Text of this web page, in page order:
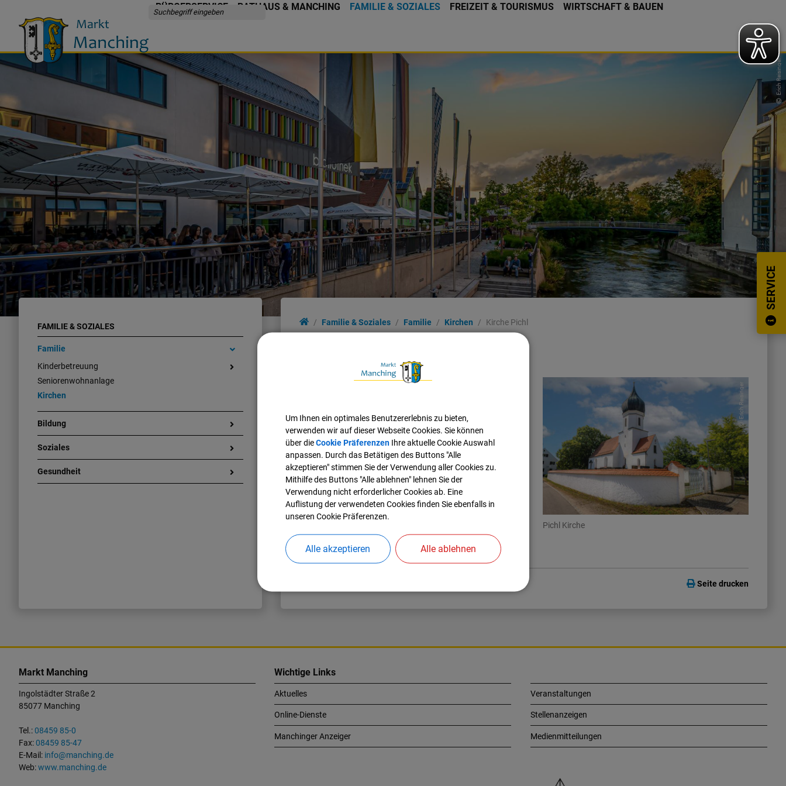
BÜRGERSERVICE RATHAUS & MANCHING FAMILIE & SOZIALES FREIZEIT & TOURISMUS WIRTSCHAFT & BAUEN
Erich Reisinger
SERVICE
FAMILIE & SOZIALES
Familie
Kinderbetreuung
Seniorenwohnanlage
Kirchen
Bildung
Soziales
Gesundheit
Familie & Soziales Familie Kirchen Kirche Pichl
Kirche Pichl
Erich Reisinger
Pichl Kirche
Zuständige Pfarrei
Pfarrer-Frey-Str. 2
85077 Manching
Tel.: 08459 330488
Fax: 08459 331832
E-Mail:
pg.manching.baar-ebenhausen@bistum-augsburg.de
Homepage:www.pg-manching-baar-ebenhausen.de
Seite drucken
Markt Manching
Ingolstädter Straße 2
85077 Manching
Tel.:08459 85-0
Fax:08459 85-47
E-Mail: info@manching.de
Web:www.manching.de
Wichtige Links
Aktuelles
Online-Dienste
Manchinger Anzeiger
Veranstaltungen
Stellenanzeigen
Medienmitteilungen
Um Ihnen ein optimales Benutzererlebnis zu bieten,
verwenden wir auf dieser Webseite Cookies. Sie können
über dieCookie PräferenzenIhre aktuelle Cookie Auswahl
anpassen. Durch das Betätigen des Buttons "Alle
akzeptieren" stimmen Sie der Verwendung aller Cookies zu.
Mithilfe des Buttons "Alle ablehnen" lehnen Sie der
Verwendung nicht erforderlicher Cookies ab. Eine
Auflistung der verwendeten Cookies finden Sie ebenfalls in
unseren Cookie Präferenzen.
Alle akzeptieren Alle ablehnen